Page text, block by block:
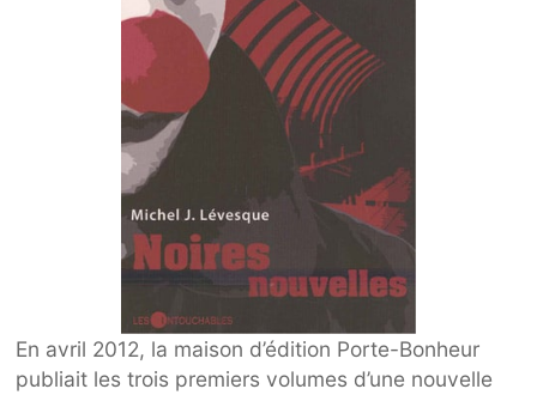
En avril 2012, la maison d’édition Porte-Bonheur
publiait les trois premiers volumes d’une nouvelle